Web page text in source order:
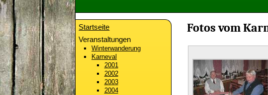
Fotos vom
Startseite
Veranstaltungen
Winterwanderung
Karneval
2001
2002
2003
2004